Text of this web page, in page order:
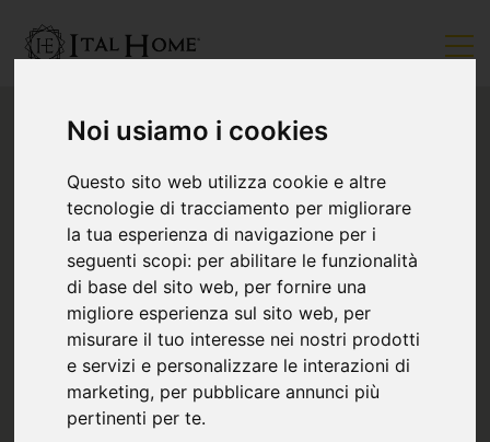
Noi usiamo i cookies
Questo sito web utilizza cookie e altre
tecnologie di tracciamento per migliorare
la tua esperienza di navigazione per i
seguenti scopi: per abilitare le funzionalità
di base del sito web, per fornire una
migliore esperienza sul sito web, per
misurare il tuo interesse nei nostri prodotti
e servizi e personalizzare le interazioni di
marketing, per pubblicare annunci più
pertinenti per te.